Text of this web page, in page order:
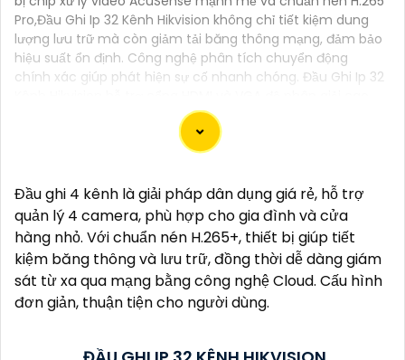
Pro,Đầu Ghi Ip 32 Kênh Hikvision không chỉ tiết kiệm dung
lượng lưu trữ mà còn giảm tải băng thông mạng, đảm bảo
hiệu suất ổn định. Công nghệ phân tích chuyển động
chính xác giúp phát hiện sự cố nhanh chóng. Đầu Ghi Ip 32
(1920x1080P) và chuẩn ONVIF, dễ dàng tương thích với
nhiều thiết bị. Đầu ghi này là lựa chọn tối ưu cho dự án
giám sát an ninh chất lượng cao cho phép giám sát đồng
Dĩ nhiên, dưới đây là một mẫu văn bản giới thiệu
dành cho dự án lắp đặt camera Hikvision giá rẻ và
chuyên nghiệp:
Chào quý khách hàng,
Đầu ghi 4 kênh là giải pháp dân dụng giá rẻ, hỗ trợ
quản lý 4 camera, phù hợp cho gia đình và cửa
hàng nhỏ. Với chuẩn nén H.265+, thiết bị giúp tiết
kiệm băng thông và lưu trữ, đồng thời dễ dàng giám
sát từ xa qua mạng bằng công nghệ Cloud. Cấu hình
đơn giản, thuận tiện cho người dùng.